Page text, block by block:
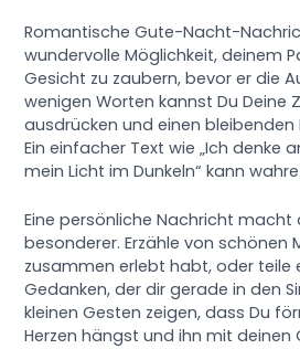
Romantische Gute-Nacht-
wundervolle Möglichkeit, deinem
Gesicht zu zaubern, bevor er die
wenigen Worten kannst Du Deine
ausdrücken und einen bleibenden
Ein einfacher Text wie „Ich denke
mein Licht im Dunkeln“ kann
Eine persönliche Nachricht macht
besonderer. Erzähle von schönen
zusammen erlebt habt, oder teile
Gedanken, der dir gerade in den
kleinen Gesten zeigen, dass Du
Herzen hängst und ihn mit deinen